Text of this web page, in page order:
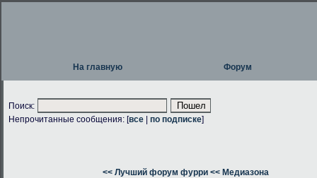
На главную Форум
Поиск:
Непрочитанные сообщения: [все по подписке]
<< Лучший форум фурри << Медиазона